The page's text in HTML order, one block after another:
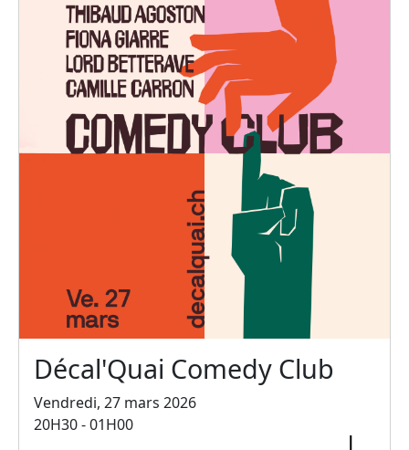
Décal'Quai Comedy Club
Vendredi, 27 mars 2026
20H30 - 01H00